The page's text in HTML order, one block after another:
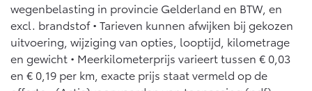
HYBRIDE
Toyota C-HR
OOK ALS PLUG-IN
HYBRIDE
10 jaar batterijgarantie
Toyota fabrieksgarantie
Onderdelen & Accessoires
Energie en slim laden
Verzekeren
Bedrijfswagens
Bedrijfswagens op maat
Financieren of leasen
wegenbelasting in provincie Gelderland en BTW, en
excl. brandstof • Tarieven kunnen afwijken bij gekozen
uitvoering, wijziging van opties, looptijd, kilometrage
en gewicht • Meerkilometerprijs varieert tussen € 0,03
en € 0,19 per km, exacte prijs staat vermeld op de